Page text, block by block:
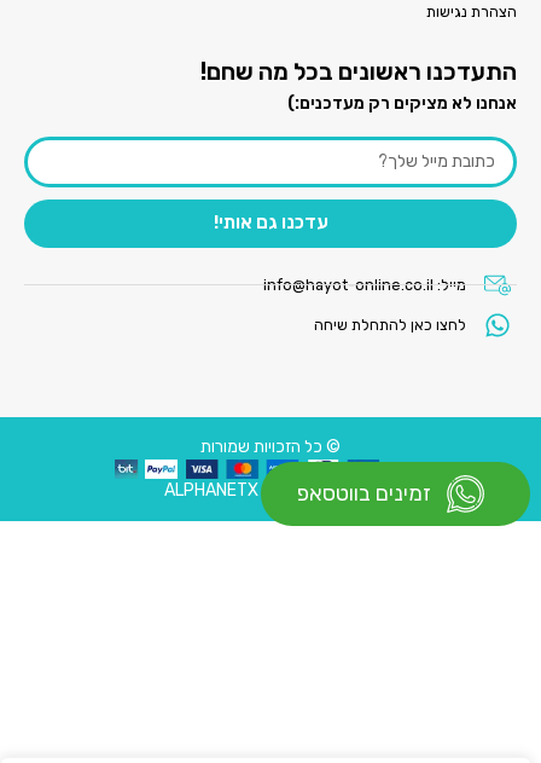
הצהרת נגישות
התעדכנו ראשונים בכל מה שחם!
אנחנו לא מציקים רק מעדכנים:)
עדכנו גם אותי!
מייל:info@hayot-online.co.il
לחצו כאן להתחלת שיחה
זמינים בווטסאפ
© כל הזכויות שמורות
עיצוב ובניית אתר : ALPHANETX